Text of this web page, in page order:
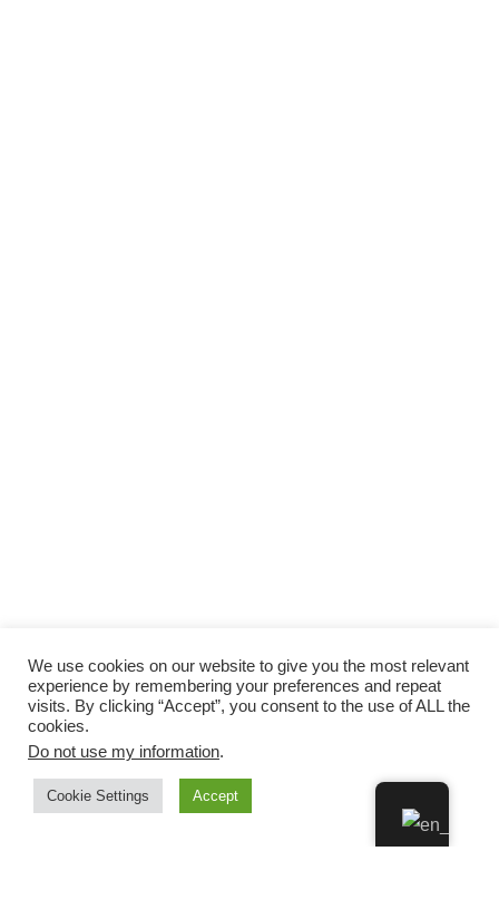
We use cookies on our website to give you the most relevant
experience by remembering your preferences and repeat
visits. By clicking “Accept”, you consent to the use of ALL the
cookies.
Do not use my information.
Cookie Settings Accept